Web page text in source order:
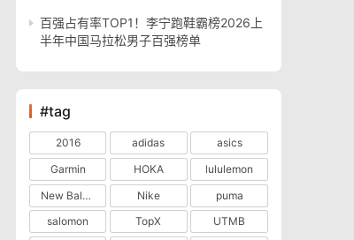
百强占有率TOP1！李宁跑鞋霸榜2026上
半年中国马拉松男子百强榜单
#tag
2016 adidas
asics
Garmin
HOKA
lululemon
New Balance
Nike
puma
salomon
TopX
UTMB